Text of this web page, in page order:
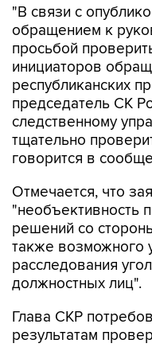
"В связи с
обращением к
просьбой
инициаторов
республиканских
председатель СК
следственному
тщательно
говорится в
Отмечается, что
"необъективность
решений со
также возможного
расследования
должностных лиц".
Глава СКР
результатам